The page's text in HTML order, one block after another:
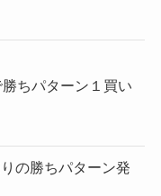
ちパターン１買い
の勝ちパターン発